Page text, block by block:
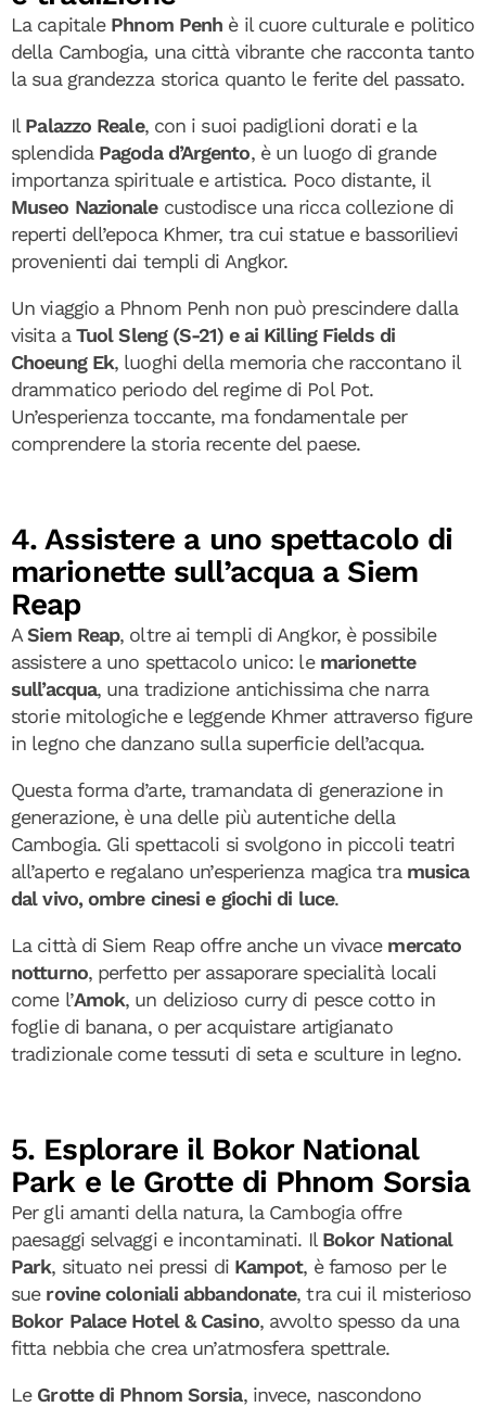
La capitale Phnom Penh è il cuore culturale e politico
della Cambogia, una città vibrante che racconta tanto
la sua grandezza storica quanto le ferite del passato.
Il Palazzo Reale, con i suoi padiglioni dorati e la
splendida Pagoda d’Argento, è un luogo di grande
importanza spirituale e artistica. Poco distante, il
Museo Nazionalecustodisce una ricca collezione di
reperti dell’epoca Khmer, tra cui statue e bassorilievi
provenienti dai templi di Angkor.
Un viaggio a Phnom Penh non può prescindere dalla
visita a Tuol Sleng (S-21) e ai Killing Fields di
Choeung Ek, luoghi della memoria che raccontano il
drammatico periodo del regime di Pol Pot.
Un’esperienza toccante, ma fondamentale per
comprendere la storia recente del paese.
4. Assistere a uno spettacolo di
marionette sull’acqua a Siem
Reap
ASiem Reap, oltre ai templi di Angkor, è possibile
assistere a uno spettacolo unico: le marionette
sull’acqua, una tradizione antichissima che narra
storie mitologiche e leggende Khmer attraverso figure
in legno che danzano sulla superficie dell’acqua.
Questa forma d’arte, tramandata di generazione in
generazione, è una delle più autentiche della
Cambogia. Gli spettacoli si svolgono in piccoli teatri
all’aperto e regalano un’esperienza magica tra musica
dal vivo, ombre cinesi e giochi di luce.
La città di Siem Reap offre anche un vivace mercato
notturno, perfetto per assaporare specialità locali
come l’Amok, un delizioso curry di pesce cotto in
foglie di banana, o per acquistare artigianato
tradizionale come tessuti di seta e sculture in legno.
5. Esplorare il Bokor National
Park e le Grotte di Phnom Sorsia
Per gli amanti della natura, la Cambogia offre
paesaggi selvaggi e incontaminati. Il Bokor National
Park, situato nei pressi di Kampot, è famoso per le
sue rovine coloniali abbandonate, tra cui il misterioso
Bokor Palace Hotel & Casino, avvolto spesso da una
fitta nebbia che crea un’atmosfera spettrale.
Le Grotte di Phnom Sorsia, invece, nascondono